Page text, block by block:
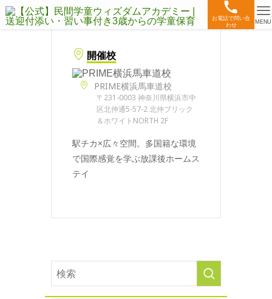
お電話で問い合
わせ
MENU
開催校
PRIME横浜馬車道校
〒231-0003 神奈川県横浜市中
区北仲通5-57-2 北仲ブリック
＆ホワイトNORTH 2F
駅チカ×広々空間。多国籍な環境
で国際感覚を学ぶ放課後ホームス
テイ